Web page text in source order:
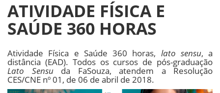
ATIVIDADE FÍSICA E
SAÚDE 360 HORAS
Atividade Física e Saúde 360 horas, lato sensu, a
distância (EAD). Todos os cursos de pós-graduação
Lato Sensuda FaSouza, atendem a Resolução
CES/CNE nº 01, de 06 de abril de 2018.